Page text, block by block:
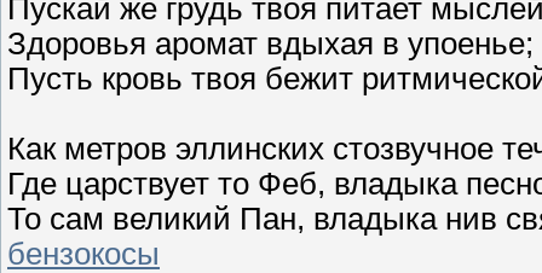
Пускай же грудь твоя питает
Здоровья аромат вдыхая в упоенье;
Пусть кровь твоя бежит
Как метров эллинских стозвучное
Где царствует то Феб, владыка
То сам великий Пан, владыка нив
бензокосы